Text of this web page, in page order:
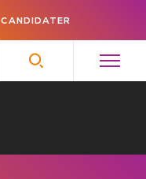
CANDIDATER